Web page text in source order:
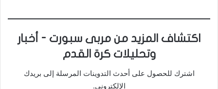
اكتشاف المزيد من مربى سبورت - أخبار
وتحليلات كرة القدم
اشترك للحصول على أحدث التدوينات المرسلة إلى بريدك
الإلكتروني.